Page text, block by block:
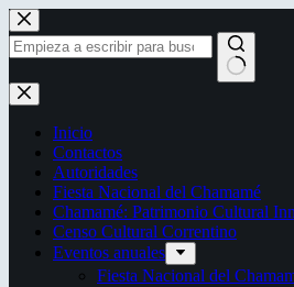
Saltar
al
contenido
Sin
resultados
Inicio
Contactos
Autoridades
Fiesta Nacional del Chamamé
Chamamé: Patrimonio Cultural
Censo Cultural Correntino
Eventos anuales
Fiesta Nacional del